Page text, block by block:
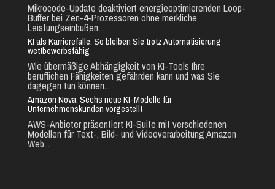
Mikrocode-Update deaktiviert energieoptimierenden Loop-
Buffer bei Zen-4-Prozessoren ohne merkliche
Leistungseinbußen...
KI als Karrierefalle: So bleiben Sie trotz Automatisierung
wettbewerbsfähig
Wie übermäßige Abhängigkeit von KI-Tools Ihre
beruflichen Fähigkeiten gefährden kann und was Sie
dagegen tun können...
Amazon Nova: Sechs neue KI-Modelle für
Unternehmenskunden vorgestellt
AWS-Anbieter präsentiert KI-Suite mit verschiedenen
Modellen für Text-, Bild- und Videoverarbeitung Amazon
Web...